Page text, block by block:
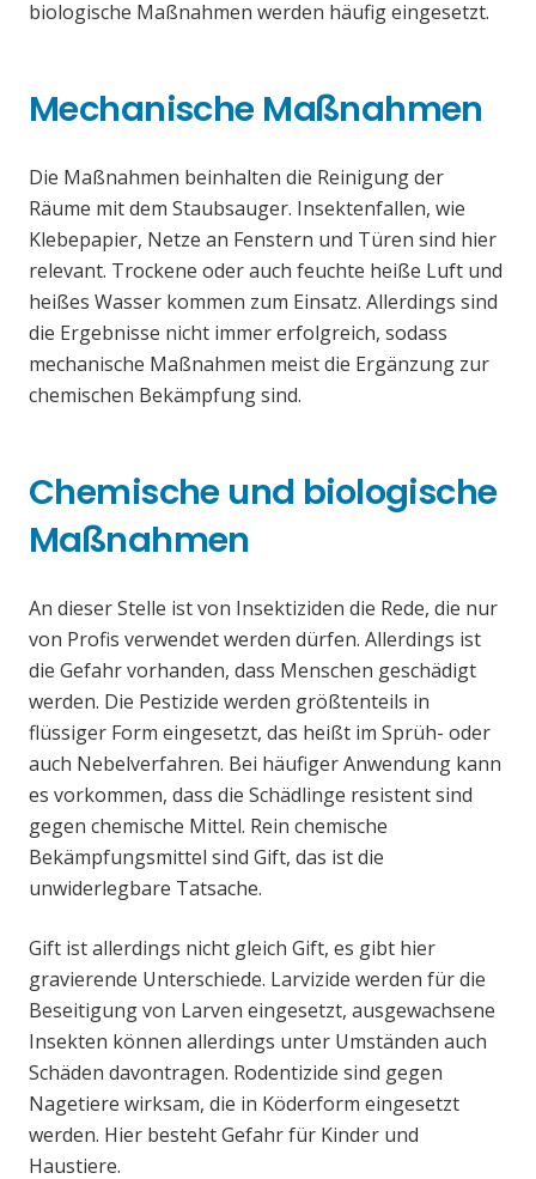
biologische Maßnahmen werden häufig eingesetzt.
Mechanische Maßnahmen
Die Maßnahmen beinhalten die Reinigung der
Räume mit dem Staubsauger. Insektenfallen, wie
Klebepapier, Netze an Fenstern und Türen sind hier
relevant. Trockene oder auch feuchte heiße Luft und
heißes Wasser kommen zum Einsatz. Allerdings sind
die Ergebnisse nicht immer erfolgreich, sodass
mechanische Maßnahmen meist die Ergänzung zur
chemischen Bekämpfung sind.
Chemische und biologische
Maßnahmen
An dieser Stelle ist von Insektiziden die Rede, die nur
von Profis verwendet werden dürfen. Allerdings ist
die Gefahr vorhanden, dass Menschen geschädigt
werden. Die Pestizide werden größtenteils in
flüssiger Form eingesetzt, das heißt im Sprüh- oder
auch Nebelverfahren. Bei häufiger Anwendung kann
es vorkommen, dass die Schädlinge resistent sind
gegen chemische Mittel. Rein chemische
Bekämpfungsmittel sind Gift, das ist die
unwiderlegbare Tatsache.
Gift ist allerdings nicht gleich Gift, es gibt hier
gravierende Unterschiede. Larvizide werden für die
Beseitigung von Larven eingesetzt, ausgewachsene
Insekten können allerdings unter Umständen auch
Schäden davontragen. Rodentizide sind gegen
Nagetiere wirksam, die in Köderform eingesetzt
werden. Hier besteht Gefahr für Kinder und
Haustiere.